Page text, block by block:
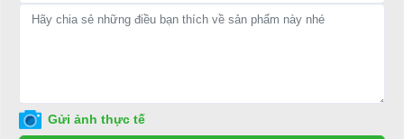
Thủ Đức, TP.HCM
Website:xediendulich.com
Gửi ảnh thực tế